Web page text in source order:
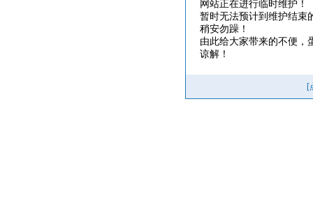
网站正在进行临时维护！
暂时无法预计到维护结束
稍安勿躁！
由此给大家带来的不便，
谅解！
[